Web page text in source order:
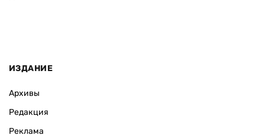
ИЗДАНИЕ
Архивы
Редакция
Реклама